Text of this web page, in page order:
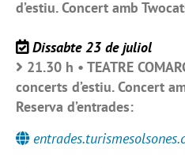
d’estiu. Concert amb
Dissabte 23 de juliol
21.30 h • TEATRE
concerts d’estiu. Concert
Reserva d’entrades: